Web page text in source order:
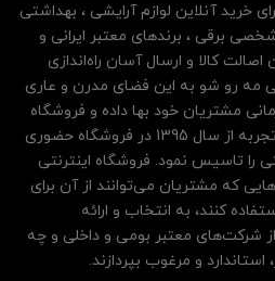
خرید آنلاین لوازم آرایشی ، بهداشتی
برقی ، برندهای معتبر ایرانی و
کالا و ارسال آسان راه‌اندازی
مه رو شو به این فضای مدرن و عاری
مشتریان خود بها داده و فروشگاه
اینترنتی خود را بر پایه سال‌ها تجربه از سال 1395 در فروشگاه حضوری
را تاسیس نمود. فروشگاه اینترنتی
که مشتریان می‌توانند از آن‌ برای
کنند، به انتخاب و ارائه
شرکت‌های معتبر بومی و داخلی و چه
و مرغوب بپردازند.